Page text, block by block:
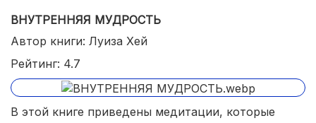
ВНУТРЕННЯЯ МУДРОСТЬ
Автор книги: Луиза Хей
Рейтинг: 4.7
В этой книге приведены медитации, которые